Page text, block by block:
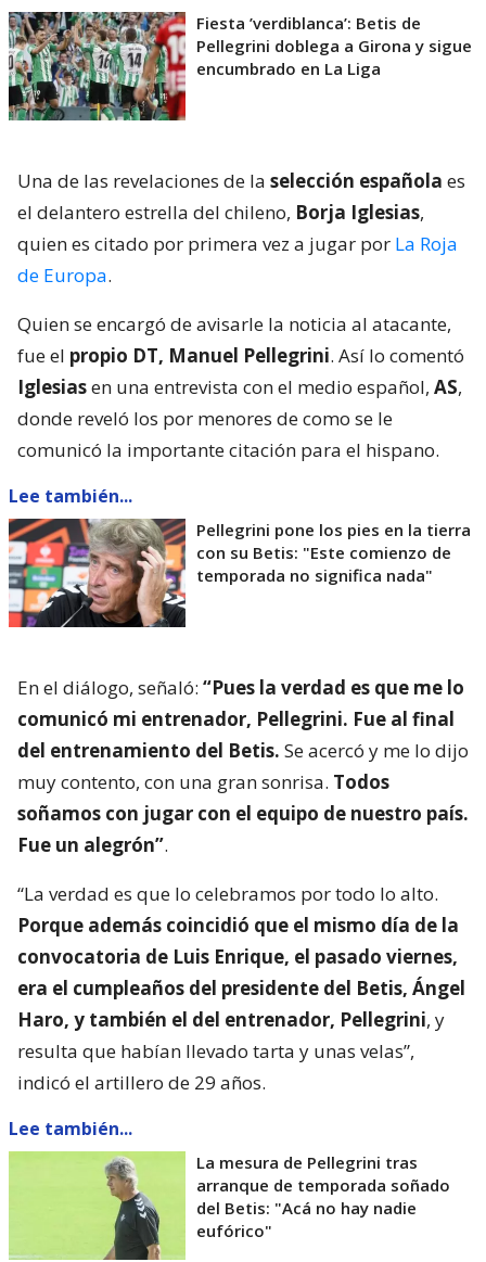
Fiesta ’verdiblanca’: Betis de
Pellegrini doblega a Girona y sigue
encumbrado en La Liga
Una de las revelaciones de la selección española es
el delantero estrella del chileno, Borja Iglesias,
quien es citado por primera vez a jugar por La Roja
de Europa.
Quien se encargó de avisarle la noticia al atacante,
fue el propio DT, Manuel Pellegrini. Así lo comentó
Iglesiasen una entrevista con el medio español, AS,
donde reveló los por menores de como se le
comunicó la importante citación para el hispano.
Lee también...
Pellegrini pone los pies en la tierra
con su Betis: "Este comienzo de
temporada no significa nada"
En el diálogo, señaló: “Pues la verdad es que me lo
comunicó mi entrenador, Pellegrini. Fue al final
del entrenamiento del Betis. Se acercó y me lo dijo
muy contento, con una gran sonrisa. Todos
soñamos con jugar con el equipo de nuestro país.
Fue un alegrón”.
“La verdad es que lo celebramos por todo lo alto.
Porque además coincidió que el mismo día de la
convocatoria de Luis Enrique, el pasado viernes,
era el cumpleaños del presidente del Betis, Ángel
Haro, y también el del entrenador, Pellegrini, y
resulta que habían llevado tarta y unas velas”,
indicó el artillero de 29 años.
Lee también...
La mesura de Pellegrini tras
arranque de temporada soñado
del Betis: "Acá no hay nadie
eufórico"